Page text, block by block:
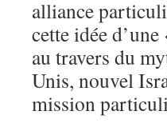
alliance
cette idée
au travers du
Unis, nouvel
mission